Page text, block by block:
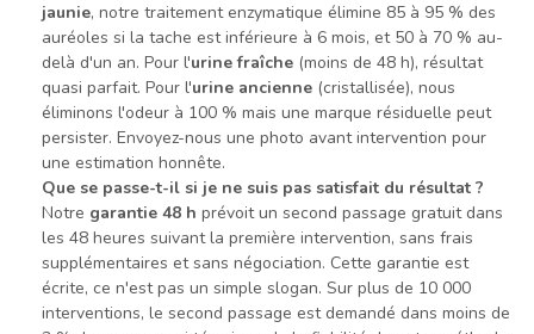
jaunie, notre traitement enzymatique élimine 85 à 95 % des
auréoles si la tache est inférieure à 6 mois, et 50 à 70 % au-
delà d'un an. Pour l'urine fraîche (moins de 48 h), résultat
quasi parfait. Pour l'urine ancienne (cristallisée), nous
éliminons l'odeur à 100 % mais une marque résiduelle peut
persister. Envoyez-nous une photo avant intervention pour
une estimation honnête.
Que se passe-t-il si je ne suis pas satisfait du résultat ?
Notre garantie 48 h prévoit un second passage gratuit dans
les 48 heures suivant la première intervention, sans frais
supplémentaires et sans négociation. Cette garantie est
écrite, ce n'est pas un simple slogan. Sur plus de 10 000
interventions, le second passage est demandé dans moins de